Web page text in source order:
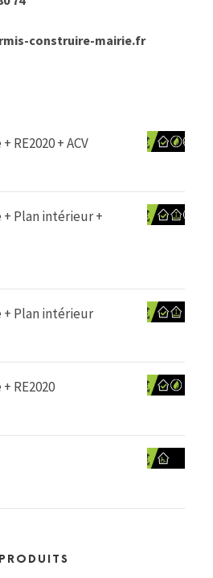
construire-mairie.fr
RE2020 + ACV
Plan intérieur +
+ Plan intérieur
RE2020